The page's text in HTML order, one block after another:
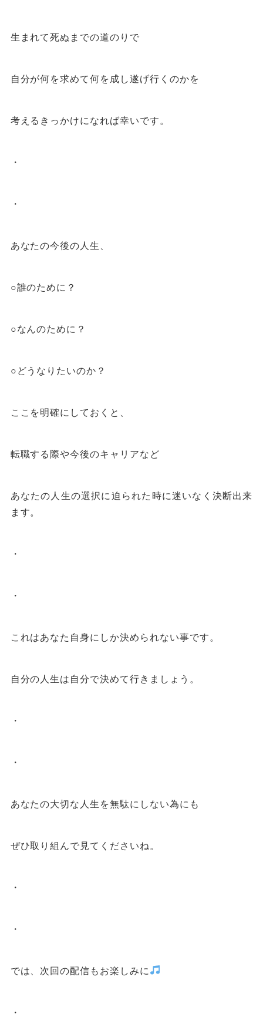
生まれて死ぬまでの道のりで
自分が何を求めて何を成し遂げ行くのかを
考えるきっかけになれば幸いです。
・
・
あなたの今後の人生、
○誰のために？
○なんのために？
○ どうなりたいのか？
ここを明確にしておくと、
転職する際や今後のキャリアなど
あなたの人生の選択に迫られた時に迷いなく決断出来
ます。
・
・
これはあなた自身にしか決められない事です。
自分の人生は自分で決めて行きましょう。
・
・
あなたの大切な人生を無駄にしない為にも
ぜひ取り組んで見てくださいね。
・
・
では、次回の配信もお楽しみに
・